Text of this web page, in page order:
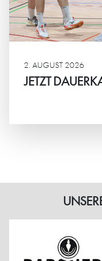
2. AUGUST 2026
JETZT